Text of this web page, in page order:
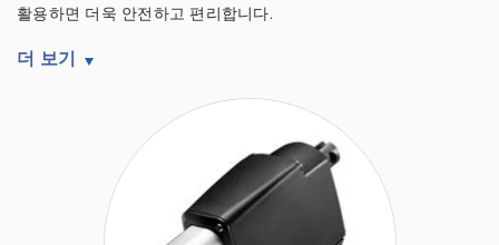
활용하면 더욱 안전하고 편리합니다.
더 보기